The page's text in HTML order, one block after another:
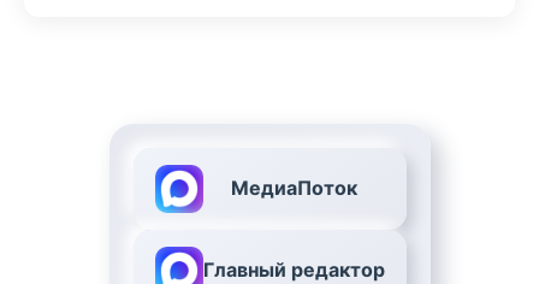
МедиаПоток
Главный редактор